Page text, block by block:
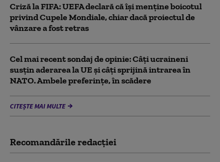
Criză la FIFA: UEFA declară că îşi menţine boicotul
privind Cupele Mondiale, chiar dacă proiectul de
vânzare a fost retras
Cel mai recent sondaj de opinie: Câți ucraineni
susțin aderarea la UE și câți sprijină intrarea în
NATO. Ambele preferințe, în scădere
CITEȘTE MAI MULTE
Recomandările redacţiei